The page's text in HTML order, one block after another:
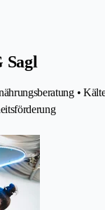
Sagl
•